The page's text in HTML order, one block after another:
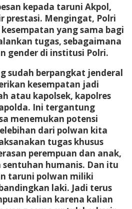
kepada taruni Akpol,
prestasi. Mengingat, Polri
yang sama bagi
tugas, sebagaimana
gender di institusi Polri.
sudah berpangkat jenderal
kesempatan jadi
atau kapolsek, kapolres
Ini tergantung
menemukan potensi
dari polwan kita
tugas khusus
perempuan dan anak,
sentuhan humanis. Dan itu
taruni polwan miliki
laki. Jadi terus
kalian karena kalian